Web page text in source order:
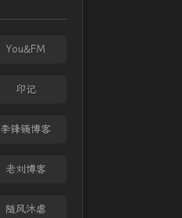
You&FM
印记
李锋镝博客
老刘博客
随风沐虐